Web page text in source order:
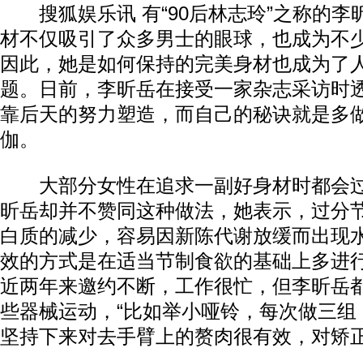
搜狐娱乐讯 有“90后林志玲”之称的李
材不仅吸引了众多男士的眼球，也成为不
因此，她是如何保持的完美身材也成为了
题。日前，李昕岳在接受一家杂志采访时
靠后天的努力塑造，而自己的秘诀就是多
伽。
大部分女性在追求一副好身材时都会
昕岳却并不赞同这种做法，她表示，过分
白质的减少，容易因新陈代谢放缓而出现
效的方式是在适当节制食欲的基础上多进
近两年来邀约不断，工作很忙，但李昕岳
些器械运动，“比如举小哑铃，每次做三
坚持下来对去手臂上的赘肉很有效，对矫